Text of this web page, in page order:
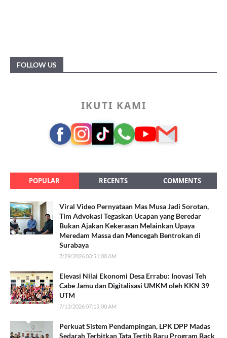
FOLLOW US
IKUTI KAMI
POPULAR RECENTS COMMENTS
Viral Video Pernyataan Mas Musa Jadi Sorotan,
Tim Advokasi Tegaskan Ucapan yang Beredar
Bukan Ajakan Kekerasan Melainkan Upaya
Meredam Massa dan Mencegah Bentrokan di
Surabaya
7/29/2026 03:51:00 AM
Elevasi Nilai Ekonomi Desa Errabu: Inovasi Teh
Cabe Jamu dan Digitalisasi UMKM oleh KKN 39
UTM
7/13/2026 07:15:00 AM
Perkuat Sistem Pendampingan, LPK DPP Madas
Sedarah Terbitkan Tata Tertib Baru Program Back